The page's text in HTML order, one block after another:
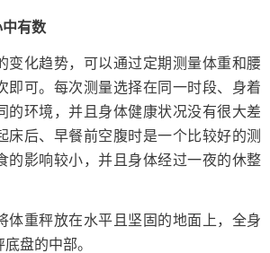
有数
化趋势，可以通过定期测量体重和腰
即可。每次测量选择在同一时段、身着
的环境，并且身体健康状况没有很大差
床后、早餐前空腹时是一个比较好的测
的影响较小，并且身体经过一夜的休整
重秤放在水平且坚固的地面上，全身
盘的中部。